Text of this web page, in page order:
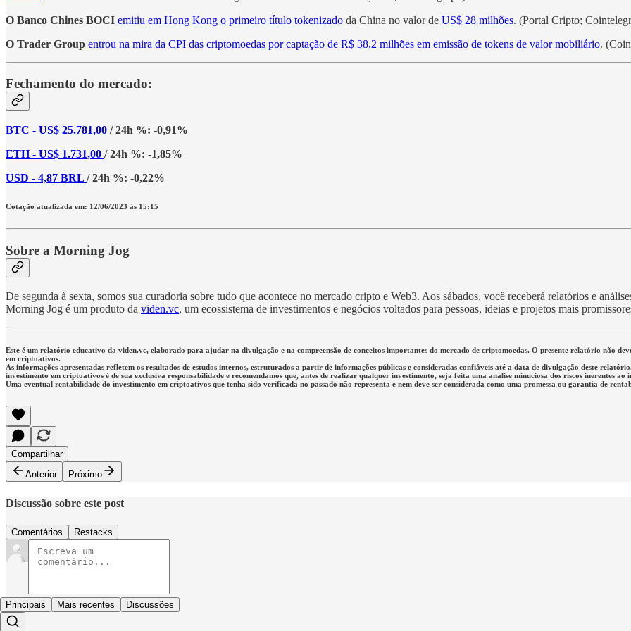
O Banco Chines BOCI emitiu em Hong Kong o primeiro título tokenizado da China no valor de US$ 28 milhões. (Portal Cripto;
O Trader Group entrou na mira da CPI das criptomoedas por captação de R$ 38,2 milhões em emissão de tokens de valor mobiliário.
Fechamento do mercado:
BTC - US$ 25.781,00 / 24h %: -0,91%
ETH - US$ 1.731,00 / 24h %: -1,85%
USD - 4,87 BRL / 24h %: -0,22%
Cotação atualizada em: 12/06/2023 às 15:15
Sobre a Morning Jog
De segunda à sexta, somos sua curadoria sobre tudo que acontece no mercado cripto e Web3. Aos sábados, você receberá relatórios e
Morning Jog é um produto da viden.vc, um ecossistema de investimentos e negócios voltados para pessoas, ideias e projetos mais
Este é um relatório educativo da viden.vc, elaborado para ajudar na divulgação e na compreensão de conceitos importantes do mercado de criptomoedas. O presente relatório não
em criptoativos.
As informações apresentadas refletem os resultados de estudos internos, estruturados a partir de informações públicas e consideradas confiáveis até a data de divulgação deste
investimento em criptoativos é de sua exclusiva responsabilidade e recomendamos que, antes de realizar qualquer investimento, seja feita uma análise minuciosa dos riscos inerentes
Uma eventual rentabilidade do investimento em criptoativos que tenha sido verificada no passado não representa e nem deve ser considerada como uma promessa ou garantia de
Compartilhar
Anterior
Próximo
Discussão sobre este post
Comentários Restacks
Principais Mais recentes Discussões